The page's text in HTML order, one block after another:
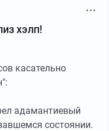
хэлп!
касательно
адамантиевый
состоянии.